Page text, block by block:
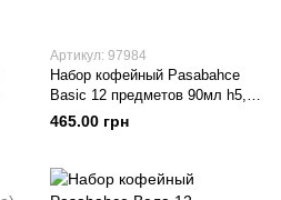
Артикул: 97984
Набор кофейный Pasabahce
Basic 12 предметов 90мл h5,7
d6,4 Стекло
465.00 грн